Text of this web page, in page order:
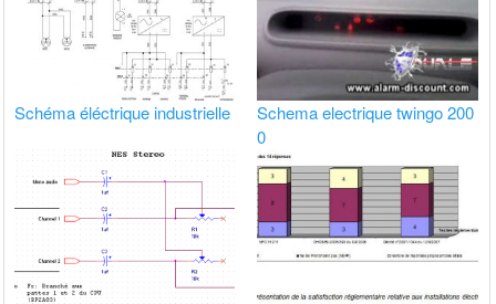
Schéma éléctrique industrielle
Schema electrique twingo 200
0